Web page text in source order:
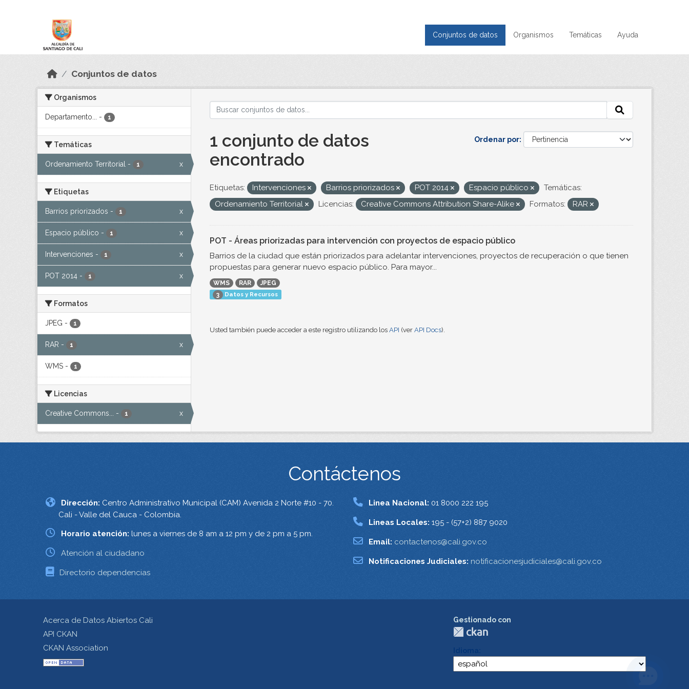
Conjuntos de datos Organismos Temáticas Ayuda
Conjuntos de datos
Organismos
Departamento... - 1
Temáticas
Ordenamiento Territorial - 1 x
Etiquetas
Barrios priorizados - 1 x
Espacio público - 1 x
Intervenciones - 1 x
POT 2014 - 1 x
Formatos
JPEG - 1
RAR - 1 x
WMS - 1
Licencias
Creative Commons... - 1 x
Ordenar por
1 conjunto de datos
encontrado
Etiquetas: Intervenciones Barrios priorizados POT 2014 Espacio público
Temáticas:
Ordenamiento Territorial
Licencias: Creative Commons Attribution Share-Alike Formatos: RAR
POT - Áreas priorizadas para intervención con proyectos de espacio público
Barrios de la ciudad que están priorizados para adelantar intervenciones, proyectos de recuperación o que tienen
propuestas para generar nuevo espacio público. Para mayor...
WMS RAR
JPEG
3
Datos y Recursos
Usted también puede acceder a este registro utilizando los API (ver API Docs).
Contáctenos
Dirección: Centro Administrativo Municipal (CAM) Avenida 2 Norte #10 - 70.
Cali - Valle del Cauca - Colombia.
Horario atención: lunes a viernes de 8 am a 12 pm y de 2 pm a 5 pm.
Atención al ciudadano
Directorio dependencias
Linea Nacional: 01 8000 222 195
Lineas Locales: 195 - (57+2) 887 9020
Email: contactenos@cali.gov.co
Notificaciones Judiciales: notificacionesjudiciales@cali.gov.co
Acerca de Datos Abiertos Cali
API CKAN
CKAN Association
Gestionado con